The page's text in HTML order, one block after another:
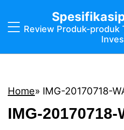
Review Produk-produk
Home IMG-20170718-
IMG-20170718-